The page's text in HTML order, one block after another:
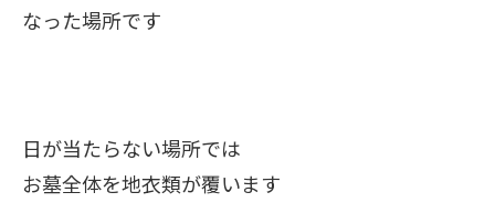
なった場所です
日が当たらない場所では
お墓全体を地衣類が覆います